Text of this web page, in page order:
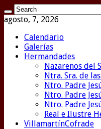
agosto, 7, 2026
Calendario
Galerías
Hermandades
Nazarenos del
Ntra. Sra. de
Ntro. Padre
Ntro. Padre
Ntro. Padre
Real e Ilustre
VillamartínCofrade